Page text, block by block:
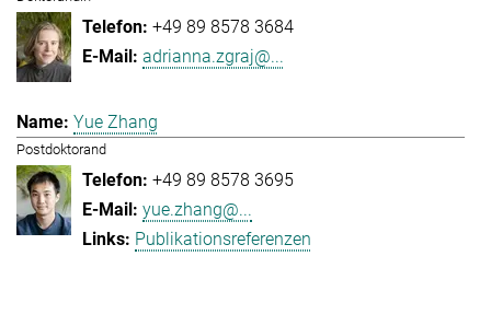
+49 89 8578 3684
adrianna.zgraj@...
Yue Zhang
Postdoktorand
+49 89 8578 3695
yue.zhang@...
Publikationsreferenzen